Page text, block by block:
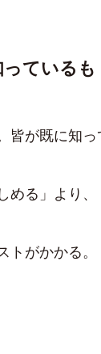
ているも
皆が既に知っ
める」より、
がかかる。